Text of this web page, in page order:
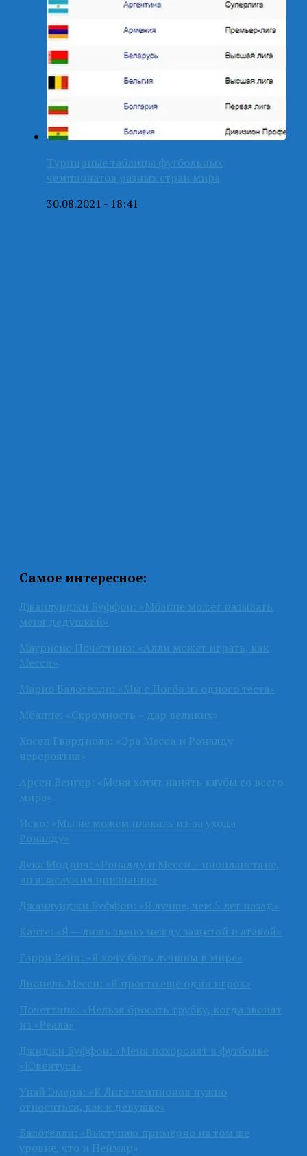
Турнирные таблицы футбольных
чемпионатов разных стран мира
30.08.2021 - 18:41
Самое интересное:
Джанлуиджи Буффон: «Мбаппе может называть
меня дедушкой»
Маурисио Почеттино: «Алли может играть, как
Месси»
Марио Балотелли: «Мы с Погба из одного теста»
Мбаппе: «Скромность – дар великих»
Хосеп Гвардиола: «Эра Месси и Роналду
невероятна»
Арсен Венгер: «Меня хотят нанять клубы со всего
мира»
Иско: «Мы не можем плакать из-за ухода
Роналду»
Лука Модрич: «Роналду и Месси – инопланетяне,
но я заслужил признание»
Джанлуиджи Буффон: «Я лучше, чем 5 лет назад»
Канте: «Я — лишь звено между защитой и атакой»
Гарри Кейн: «Я хочу быть лучшим в мире»
Лионель Месси: «Я просто ещё один игрок»
Почеттино: «Нельзя бросать трубку, когда звонят
из «Реала»
Джиджи Буффон: «Меня похоронят в футболке
«Ювентуса»
Унай Эмери: «К Лиге чемпионов нужно
относиться, как к девушке»
Балотелли: «Выступаю примерно на том же
уровне, что и Неймар»